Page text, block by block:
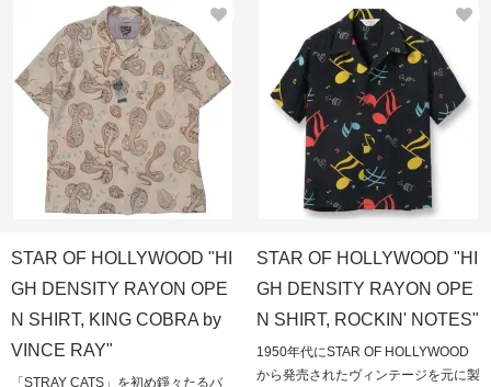
STAR OF HOLLYWOOD "HI
GH DENSITY RAYON OPE
N SHIRT, KING COBRA by
VINCE RAY"
「STRAY CATS」を初め錚々たるバ
STAR OF HOLLYWOOD "HI
GH DENSITY RAYON OPE
N SHIRT, ROCKIN' NOTES"
1950年代にSTAR OF HOLLYWOOD
から発売されたヴィンテージを元に製